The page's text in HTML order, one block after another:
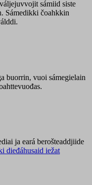
sámiid siste
Sámedikki čoahkkin
buorrin, vuoi sámegielain
ja eará berošteaddjiide
dieđáhusaid iežat